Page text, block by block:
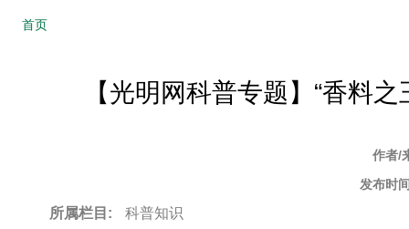
首页
【光明网科普专题】“香料
作者/
发布时
所属栏目: 科普知识